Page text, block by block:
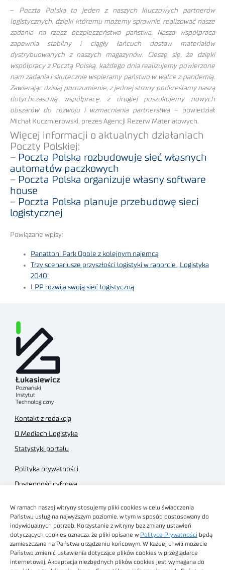
W ramach naszej witryny stosujemy pliki cookies w celu świadczenia
Państwu usług na najwyższym poziomie, w tym w sposób dostosowany do
indywidualnych potrzeb. Korzystanie z witryny bez zmiany ustawień
dotyczących cookies oznacza, że pliki opisane w Polityce Prywatności będą
zamieszczane na Państwa urządzeniu końcowym. W każdej chwili możecie
Państwo zmienić ustawienia dotyczące plików cookies w przeglądarce
internetowej. Akceptacja niezbędnych plików cookies jest wymagana do
– Poczta Polska to jeden z naszych kluczowych partnerów
logistycznych, dzięki któremu możemy sprawnie realizować nasze
zadania na rzecz bezpieczeństwa państwa. Nasza współpraca
zapewnia stabilny i ciągły łańcuch dostaw materiałów
dystrybuowanych z naszych magazynów. Cieszę się, że dzięki
współpracy z Pocztą Polską, każdego dnia realizujemy powierzone
nam zadania i skutecznie wspieramy państwo w walce z pandemią.
Zawierając dzisiaj porozumienie, z jednej strony podkreślamy naszą
dotychczasową współpracę, z drugiej poszukujemy nowych
obszarów do rozwoju i wzmacniania partnerstwa– powiedział
Michał Kuczmierowski, prezes Agencji Rezerw Materiałowych.
Więcej informacji o aktualnych działaniach
Poczty Polskiej:
– Poczta Polska rozbudowuje sieć własnych
automatów paczkowych
– Poczta Polska organizuje własny software
house
– Poczta Polska planuje przebudowę sieci
logistycznej
Powiązane wpisy:
Panattoni Park Opole z kolejnym najemcą
Trzy scenariusze przyszłości logistyki w raporcie „Logistyka
2040”
LPP rozwija swoją sieć logistyczną
Kontakt z redakcją
O Mediach Logistyka
Statystyki portalu
Polityka prywatności
Dostępność cyfrowa
Regulamin sklepu
Obrazy stockowe